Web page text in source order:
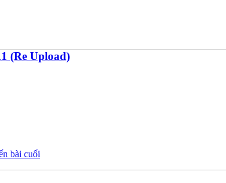
(Re Upload)